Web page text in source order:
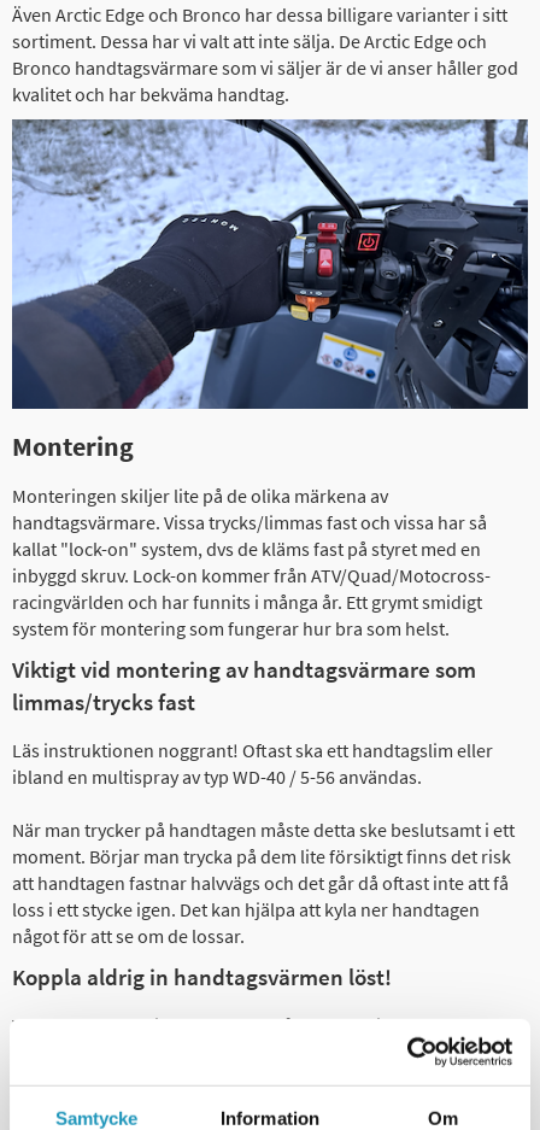
Samtycke Information Om
Även Arctic Edge och Bronco har dessa billigare varianter i sitt
sortiment. Dessa har vi valt att inte sälja. De Arctic Edge och
Bronco handtagsvärmare som vi säljer är de vi anser håller god
kvalitet och har bekväma handtag.
Montering
Monteringen skiljer lite på de olika märkena av
handtagsvärmare. Vissa trycks/limmas fast och vissa har så
kallat "lock-on" system, dvs de kläms fast på styret med en
inbyggd skruv. Lock-on kommer från ATV/Quad/Motocross-
racingvärlden och har funnits i många år. Ett grymt smidigt
system för montering som fungerar hur bra som helst.
Viktigt vid montering av handtagsvärmare som
limmas/trycks fast
Läs instruktionen noggrant! Oftast ska ett handtagslim eller
ibland en multispray av typ WD-40 / 5-56 användas.
När man trycker på handtagen måste detta ske beslutsamt i ett
moment. Börjar man trycka på dem lite försiktigt finns det risk
att handtagen fastnar halvvägs och det går då oftast inte att få
loss i ett stycke igen. Det kan hjälpa att kyla ner handtagen
något för att se om de lossar.
Koppla aldrig in handtagsvärmen löst!
Värmeelementen i handtagen är så pass kraftiga att om du
kopplar in handtagen utan att de är monterade på styret så
utvidgas så du aldrig får på handtagen.